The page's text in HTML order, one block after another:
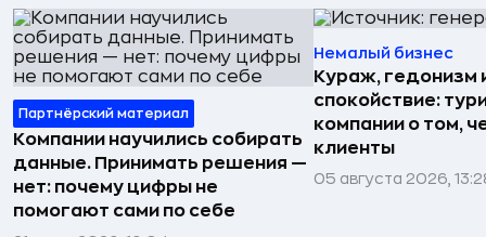
Партнёрский материал
Компании научились собирать
данные. Принимать решения —
нет: почему цифры не
помогают сами по себе
Немалый бизнес
Кураж, гедонизм
спокойствие:
компании о том,
клиенты
05 августа 2026,